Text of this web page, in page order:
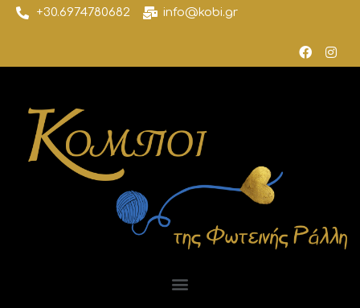
+30.6974780682 info@kobi.gr